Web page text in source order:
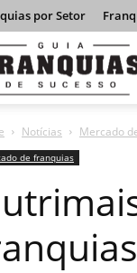
por Setor
Notícias Mercado
de franquias